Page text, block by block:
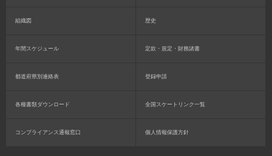
組織図 歴史
年間スケジュール 定款・規定・財務諸書
都道府県別連絡表 登録申請
各種書類ダウンロード 全国スケートリンク一覧
コンプライアンス通報窓口 個人情報保護方針